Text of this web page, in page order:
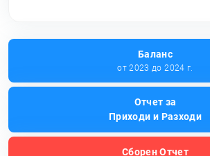
Баланс
от 2023 до 2024 г.
Отчет за
Приходи и Разходи
Сборен Отчет